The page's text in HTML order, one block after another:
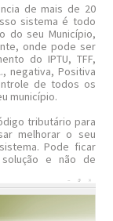
de mais de 20
sistema é todo
do seu Município,
onde pode ser
do IPTU, TFF,
negativa, Positiva
de todos os
município.
tributário para
melhorar o seu
Pode ficar
e não de